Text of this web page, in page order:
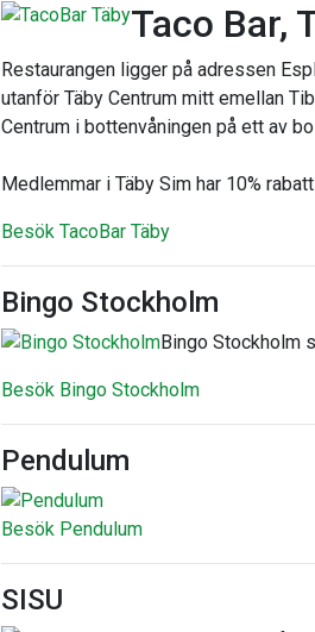
Taco Bar,
Restaurangen ligger på adressen
utanför Täby Centrum mitt emellan
Centrum i bottenvåningen på ett av
Medlemmar i Täby Sim har 10%
Besök TacoBar Täby
Bingo Stockholm
Bingo Stockholm
Besök Bingo Stockholm
Pendulum
Besök Pendulum
SISU